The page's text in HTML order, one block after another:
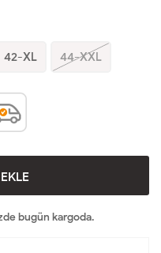
42-XL 44-XXL
bugün kargoda.